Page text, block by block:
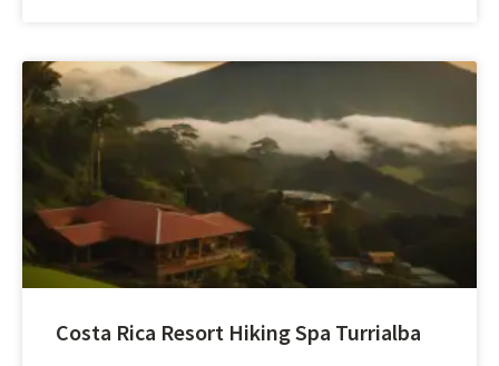
Costa Rica Resort Hiking Spa Turrialba